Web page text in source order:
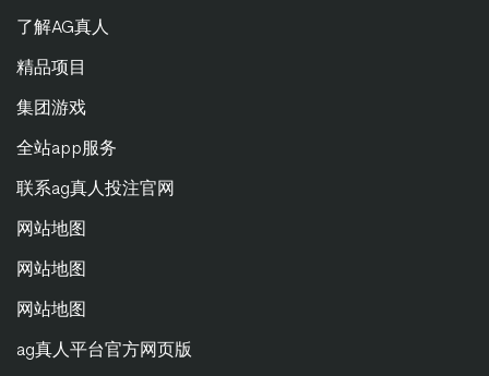
了解AG真人
精品项目
集团游戏
全站app服务
联系ag真人投注官网
网站地图
网站地图
网站地图
ag真人平台官方网页版